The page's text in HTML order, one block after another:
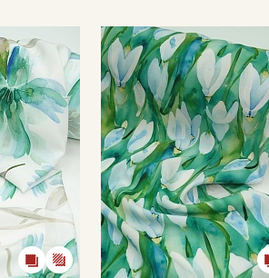
30% на узкие
персональных
персональных